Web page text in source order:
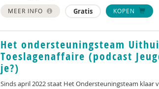
MEER INFO Gratis KOPEN
Het ondersteuningsteam
Toeslagenaffaire (podcast
je?)
Sinds april 2022 staat Het Ondersteuningsteam klaar